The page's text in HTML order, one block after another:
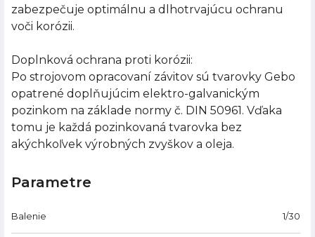
zabezpečuje optimálnu a dlhotrvajúcu ochranu
voči korózii.
Doplnková ochrana proti korózii:
Po strojovom opracovaní závitov sú tvarovky Gebo
opatrené doplňujúcim elektro-galvanickým
pozinkom na základe normy č. DIN 50961. Vďaka
tomu je každá pozinkovaná tvarovka bez
akýchkoľvek výrobných zvyškov a oleja.
Parametre
Balenie 1/30